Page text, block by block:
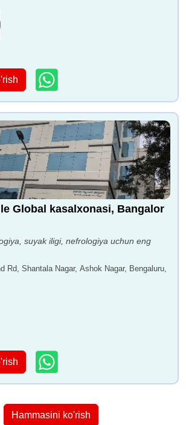
Global kasalxonasi, Bangalor
suyak iligi, nefrologiya uchun eng
Rd, Shantala Nagar, Ashok Nagar, Bengaluru,
Hammasini ko'rish